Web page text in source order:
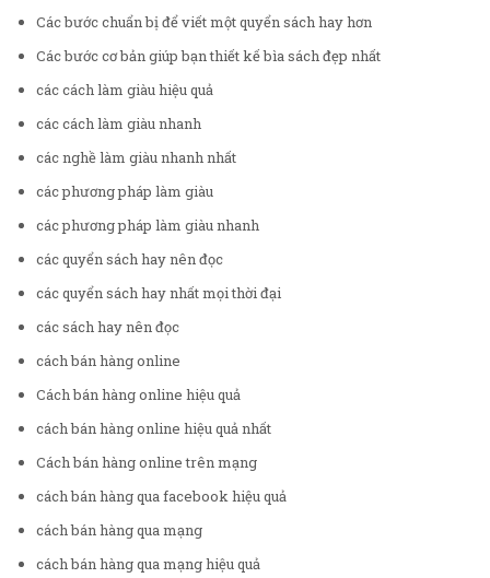
Các bước chuẩn bị để viết một quyển sách hay hơn
Các bước cơ bản giúp bạn thiết kế bìa sách đẹp nhất
các cách làm giàu hiệu quả
các cách làm giàu nhanh
các nghề làm giàu nhanh nhất
các phương pháp làm giàu
các phương pháp làm giàu nhanh
các quyển sách hay nên đọc
các quyển sách hay nhất mọi thời đại
các sách hay nên đọc
cách bán hàng online
Cách bán hàng online hiệu quả
cách bán hàng online hiệu quả nhất
Cách bán hàng online trên mạng
cách bán hàng qua facebook hiệu quả
cách bán hàng qua mạng
cách bán hàng qua mạng hiệu quả